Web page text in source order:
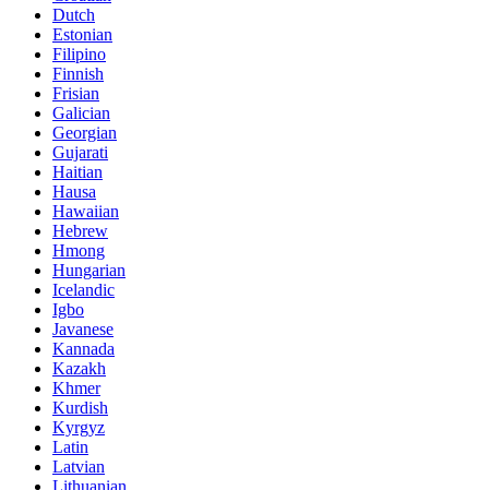
Dutch
Estonian
Filipino
Finnish
Frisian
Galician
Georgian
Gujarati
Haitian
Hausa
Hawaiian
Hebrew
Hmong
Hungarian
Icelandic
Igbo
Javanese
Kannada
Kazakh
Khmer
Kurdish
Kyrgyz
Latin
Latvian